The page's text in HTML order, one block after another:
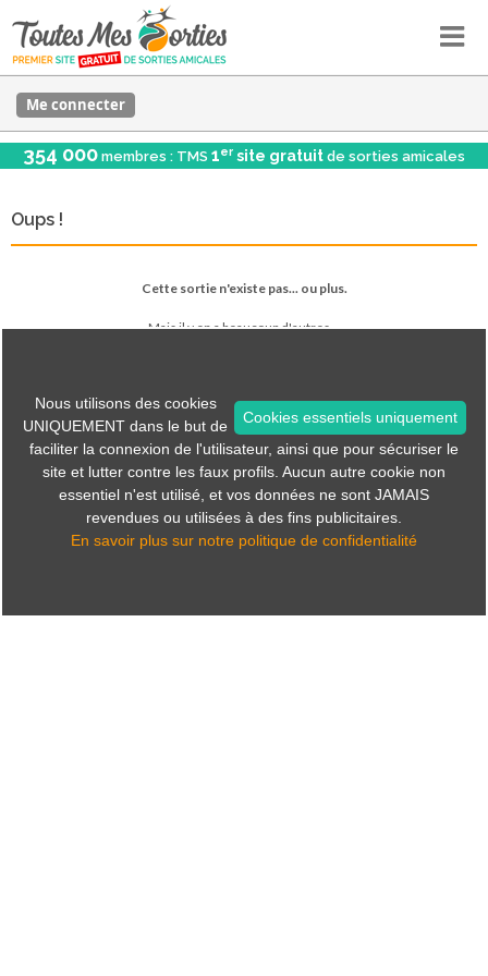
Me connecter
354 000 membres : TMS 1er site gratuit de sorties amicales
Oups !
Cette sortie n'existe pas... ou plus.
Mais il y en a beaucoup d'autres...
Tous les menus sont accessibles via les icônes en haut.
Cookies essentiels uniquement
Nous utilisons des cookies
UNIQUEMENT dans le but de
faciliter la connexion de l'utilisateur, ainsi que pour sécuriser le
site et lutter contre les faux profils. Aucun autre cookie non
essentiel n'est utilisé, et vos données ne sont JAMAIS
revendues ou utilisées à des fins publicitaires.
En savoir plus sur notre politique de confidentialité